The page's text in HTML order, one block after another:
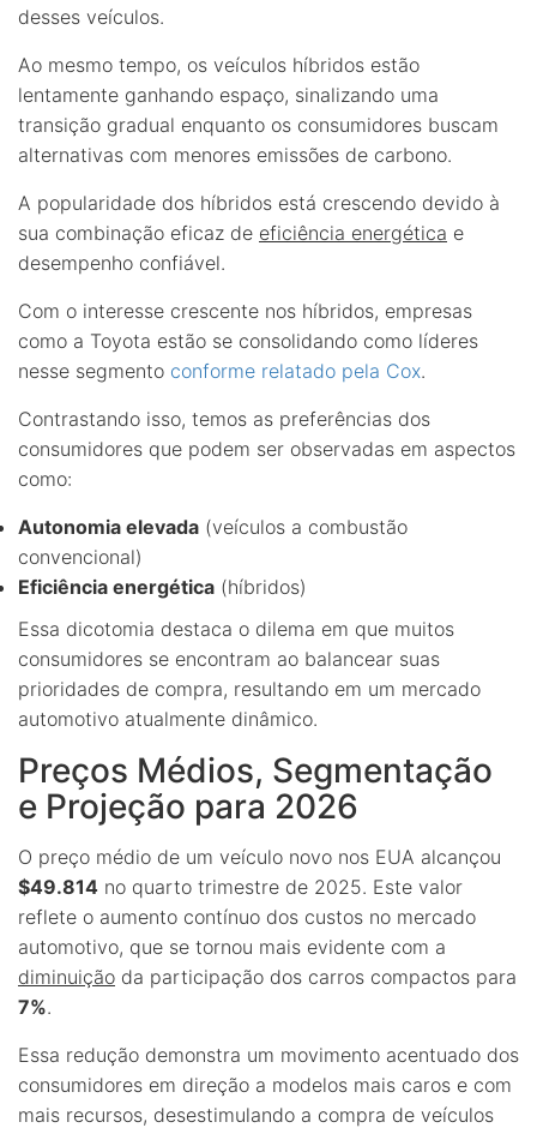
desses veículos.
Ao mesmo tempo, os veículos híbridos estão
lentamente ganhando espaço, sinalizando uma
transição gradual enquanto os consumidores buscam
alternativas com menores emissões de carbono.
A popularidade dos híbridos está crescendo devido à
sua combinação eficaz de eficiência energética e
desempenho confiável.
Com o interesse crescente nos híbridos, empresas
como a Toyota estão se consolidando como líderes
nesse segmento conforme relatado pela Cox.
Contrastando isso, temos as preferências dos
consumidores que podem ser observadas em aspectos
como:
Autonomia elevada (veículos a combustão
convencional)
Eficiência energética (híbridos)
Essa dicotomia destaca o dilema em que muitos
consumidores se encontram ao balancear suas
prioridades de compra, resultando em um mercado
automotivo atualmente dinâmico.
Preços Médios, Segmentação
e Projeção para 2026
O preço médio de um veículo novo nos EUA alcançou
$49.814 no quarto trimestre de 2025. Este valor
reflete o aumento contínuo dos custos no mercado
automotivo, que se tornou mais evidente com a
diminuição da participação dos carros compactos para
7%.
Essa redução demonstra um movimento acentuado dos
consumidores em direção a modelos mais caros e com
mais recursos, desestimulando a compra de veículos